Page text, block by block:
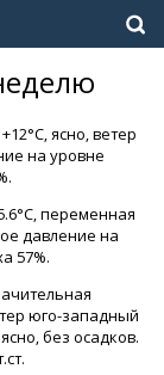
ясно, ветер
на уровне
переменная
давление на
57%.
юго-западный
без осадков.